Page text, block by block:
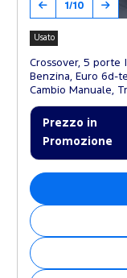
1/10
Usato
Crossover, 5 porte
Benzina, Euro 6d-
Cambio Manuale,
Prezzo in
Promozione